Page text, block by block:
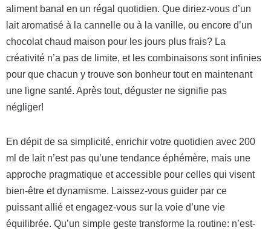
aliment banal en un régal quotidien. Que diriez-vous d’un
lait aromatisé à la cannelle ou à la vanille, ou encore d’un
chocolat chaud maison pour les jours plus frais? La
créativité n’a pas de limite, et les combinaisons sont infinies
pour que chacun y trouve son bonheur tout en maintenant
une ligne santé. Après tout, déguster ne signifie pas
négliger!
En dépit de sa simplicité, enrichir votre quotidien avec 200
ml de lait n’est pas qu’une tendance éphémère, mais une
approche pragmatique et accessible pour celles qui visent
bien-être et dynamisme. Laissez-vous guider par ce
puissant allié et engagez-vous sur la voie d’une vie
équilibrée. Qu’un simple geste transforme la routine: n’est-